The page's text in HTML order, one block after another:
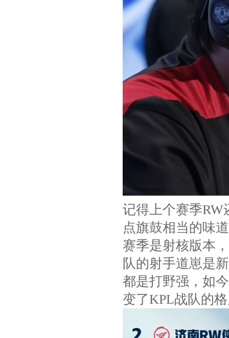
记得上个赛季
点旗鼓相当的味
赛季是射核版本
队的射手道崽是
都是打野强，如
变了KPL战队的